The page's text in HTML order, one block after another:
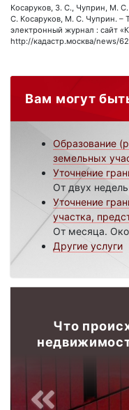
Косаруков, З. С., Чуприн, М.
С. Косаруков, М. С. Чуприн. –
электронный журнал : сайт
http://кадастр.москва/news/
Вам могут
Образование
земельных
Уточнение
От двух
Уточнение
участка,
От месяца.
Другие услуги
Что